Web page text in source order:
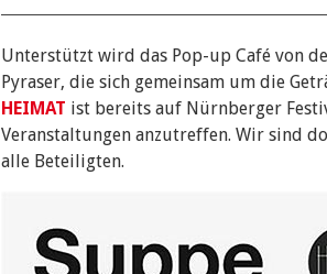
Unterstützt wird das Pop-up Café von
Pyraser, die sich gemeinsam um die
HEIMAT ist bereits auf Nürnberger
Veranstaltungen anzutreffen. Wir sind
alle Beteiligten.